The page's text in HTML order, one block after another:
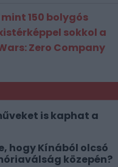
150 bolygós
sokkol a
Zero Company
is kaphat a
hogy Kínából olcsó
közepén?